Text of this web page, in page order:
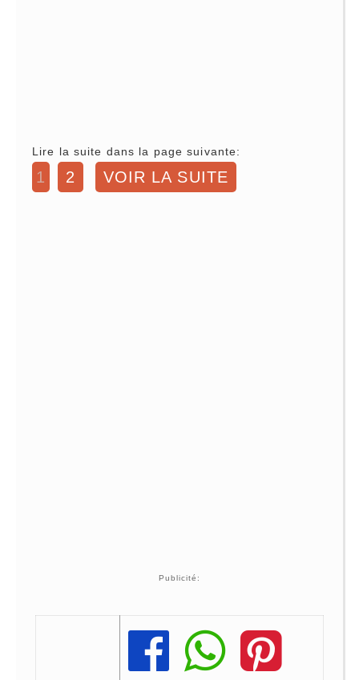
Lire la suite dans la page suivante:
1 2 VOIR LA SUITE
Publicité:
Share
Share
Share